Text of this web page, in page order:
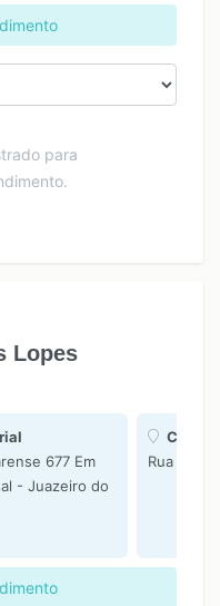
para
Lopes
677 Em
- Juazeiro do
Rua São